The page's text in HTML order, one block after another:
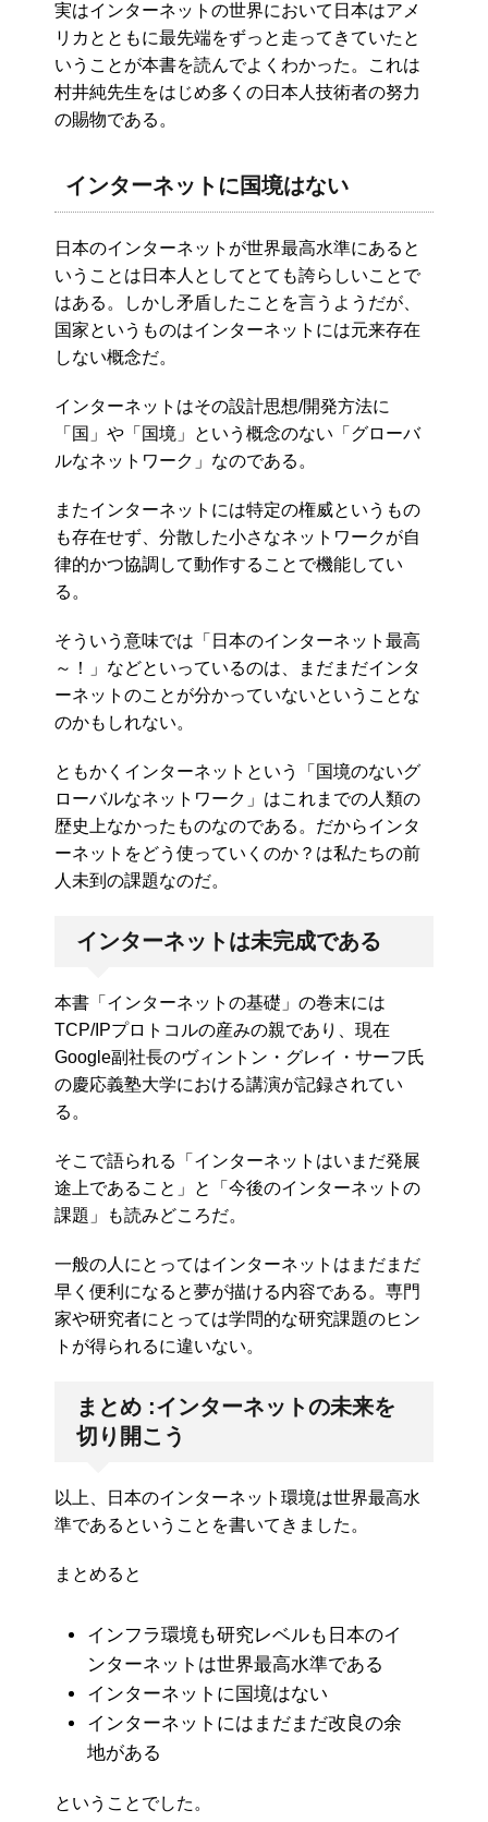
実はインターネットの世界において日本はアメ
リカとともに最先端をずっと走ってきていたと
いうことが本書を読んでよくわかった。これは
村井純先生をはじめ多くの日本人技術者の努力
の賜物である。
インターネットに国境はない
日本のインターネットが世界最高水準にあると
いうことは日本人としてとても誇らしいことで
はある。しかし矛盾したことを言うようだが、
国家というものはインターネットには元来存在
しない概念だ。
インターネットはその設計思想/開発方法に
「国」や「国境」という概念のない「グローバ
ルなネットワーク」なのである。
またインターネットには特定の権威というもの
も存在せず、分散した小さなネットワークが自
律的かつ協調して動作することで機能してい
る。
そういう意味では「日本のインターネット最高
～！」などといっているのは、まだまだインタ
ーネットのことが分かっていないということな
のかもしれない。
ともかくインターネットという「国境のないグ
ローバルなネットワーク」はこれまでの人類の
歴史上なかったものなのである。だからインタ
ーネットをどう使っていくのか？は私たちの前
人未到の課題なのだ。
インターネットは未完成である
本書「インターネットの基礎」の巻末には
TCP/IPプロトコルの産みの親であり、現在
Google副社長のヴィントン・グレイ・サーフ氏
の慶応義塾大学における講演が記録されてい
る。
そこで語られる「インターネットはいまだ発展
途上であること」と「今後のインターネットの
課題」も読みどころだ。
一般の人にとってはインターネットはまだまだ
早く便利になると夢が描ける内容である。専門
家や研究者にとっては学問的な研究課題のヒン
トが得られるに違いない。
まとめ :インターネットの未来を
切り開こう
以上、日本のインターネット環境は世界最高水
準であるということを書いてきました。
まとめると
インフラ環境も研究レベルも日本のイ
ンターネットは世界最高水準である
インターネットに国境はない
インターネットにはまだまだ改良の余
地がある
ということでした。